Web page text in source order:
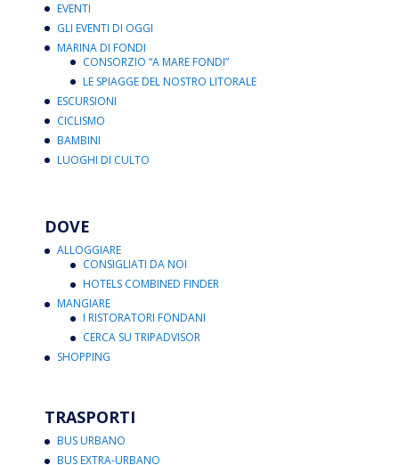
EVENTI
GLI EVENTI DI OGGI
MARINA DI FONDI
CONSORZIO “A MARE FONDI”
LE SPIAGGE DEL NOSTRO LITORALE
ESCURSIONI
CICLISMO
BAMBINI
LUOGHI DI CULTO
DOVE
ALLOGGIARE
CONSIGLIATI DA NOI
HOTELS COMBINED FINDER
MANGIARE
I RISTORATORI FONDANI
CERCA SU TRIPADVISOR
SHOPPING
TRASPORTI
BUS URBANO
BUS EXTRA-URBANO